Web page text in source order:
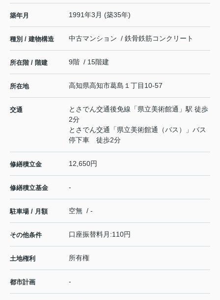
築年月 1991年3月 (築35年)
種別 / 建物構造 中古マンション / 鉄骨鉄筋コンクリート
所在階 / 階建 9階 / 15階建
所在地 高知県高知市葛島 １丁目10-57
交通 とさでん交通後免線 「県立美術館通 」駅 徒歩
2分
とさでん交通「県立美術館通（バス）」バス
停下車 徒歩2分
修繕積立金 12,650円
修繕積立基金 -
駐車場 / 月額 空無 / -
その他条件 口座振替料月:110円
土地権利 所有権
都市計画 -